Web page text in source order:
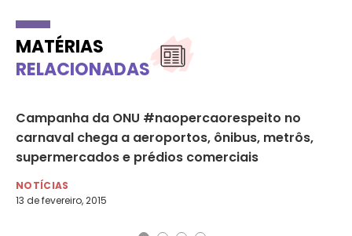
MATÉRIAS
RELACIONADAS
Campanha da ONU #naopercaorespeito no
carnaval chega a aeroportos, ônibus, metrôs,
supermercados e prédios comerciais
NOTÍCIAS
13 de fevereiro, 2015